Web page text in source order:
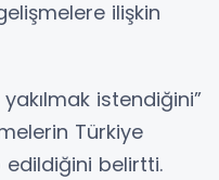
ilişkin
istendiğini”
Türkiye
edildiğini belirtti.